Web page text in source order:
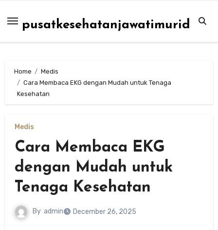
content
pusatkesehatanjawatimurid
Home
Medis
Cara Membaca EKG dengan Mudah untuk Tenaga
Kesehatan
Medis
Cara Membaca EKG
dengan Mudah untuk
Tenaga Kesehatan
By admin December 26, 2025